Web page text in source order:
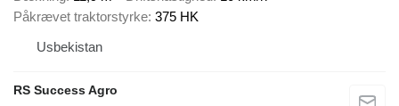
Påkrævet traktorstyrke 375 HK
Usbekistan
RS Success Agro